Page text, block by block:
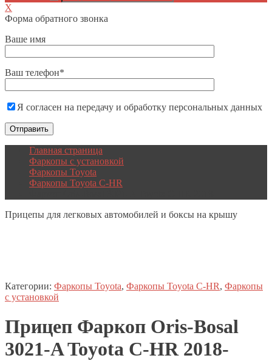
X
Форма обратного звонка
Ваше имя
Ваш телефон*
Я согласен на передачу и обработку персональных данных
Главная страница
Фаркопы с установкой
Фаркопы Toyota
Фаркопы Toyota C-HR
Прицепы для легковых автомобилей и боксы на крышу
Категории: Фаркопы Toyota, Фаркопы Toyota C-HR, Фаркопы
с установкой
Прицеп Фаркоп Oris-Bosal
3021-A Toyota C-HR 2018-